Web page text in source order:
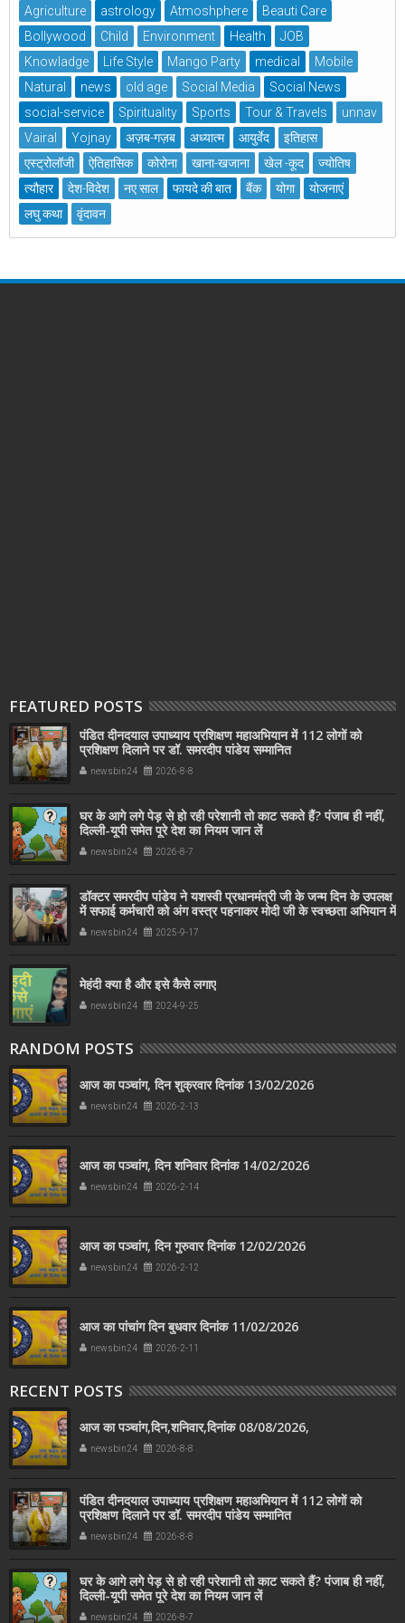
Agriculture astrology Atmoshphere
Beauti Care
Bollywood
Child Environment Health
JOB
Knowladge
Life Style Mango Party medical
Mobile
Natural
news old age Social Media
Social News
social-service
Spirituality Sports Tour & Travels
unnav
Vairal
Yojnay अज़ब-गज़ब अध्यात्म आयुर्वेद
इतिहास
एस्ट्रोलॉजी
ऐतिहासिक कोरोना खाना-खजाना खेल -कूद
ज्योतिष
त्यौहार
देश-विदेश नए साल फायदे की बात बैंक योगा
योजनाएं
लघु कथा
वृंदावन
FEATURED POSTS
पंडित दीनदयाल उपाध्याय प्रशिक्षण महाअभियान में 112 लोगों को
प्रशिक्षण दिलाने पर डॉ. समरदीप पांडेय सम्मानित
newsbin24 2026-8-8
घर के आगे लगे पेड़ से हो रही परेशानी तो काट सकते हैं? पंजाब ही नहीं,
दिल्‍ली-यूपी समेत पूरे देश का नियम जान लें
newsbin24 2026-8-7
डॉक्टर समरदीप पांडेय ने यशस्वी प्रधानमंत्री जी के जन्म दिन के उपलक्ष
में सफाई कर्मचारी को अंग वस्त्र पहनाकर मोदी जी के स्वच्छता अभियान में
सहयोग किया
newsbin24 2025-9-17
मेहंदी क्या है और इसे कैसे लगाए
newsbin24 2024-9-25
RANDOM POSTS
आज का पञ्चांग, दिन शुक्रवार दिनांक 13/02/2026
newsbin24 2026-2-13
आज का पञ्चांग, दिन शनिवार दिनांक 14/02/2026
newsbin24 2026-2-14
आज का पञ्चांग, दिन गुरुवार दिनांक 12/02/2026
newsbin24 2026-2-12
आज का पांचांग दिन बुधवार दिनांक 11/02/2026
newsbin24 2026-2-11
RECENT POSTS
आज का पञ्चांग,दिन,शनिवार,दिनांक 08/08/2026,
newsbin24 2026-8-8
पंडित दीनदयाल उपाध्याय प्रशिक्षण महाअभियान में 112 लोगों को
प्रशिक्षण दिलाने पर डॉ. समरदीप पांडेय सम्मानित
newsbin24 2026-8-8
घर के आगे लगे पेड़ से हो रही परेशानी तो काट सकते हैं? पंजाब ही नहीं,
दिल्‍ली-यूपी समेत पूरे देश का नियम जान लें
newsbin24 2026-8-7